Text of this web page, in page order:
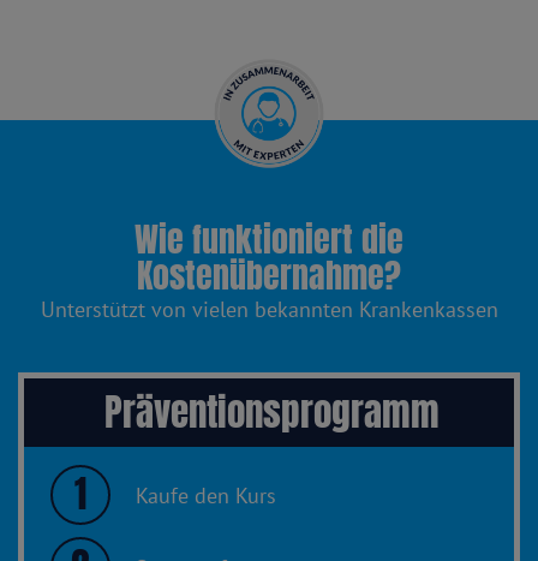
Wie funktioniert die
Kostenübernahme?
Unterstützt von vielen bekannten Krankenkassen
Präventionsprogramm
1
Kaufe den Kurs